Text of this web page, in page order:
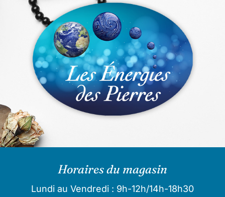
Horaires du magasin
Lundi au Vendredi : 9h-12h/14h-18h30